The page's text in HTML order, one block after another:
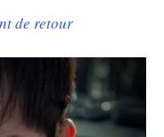
de retour